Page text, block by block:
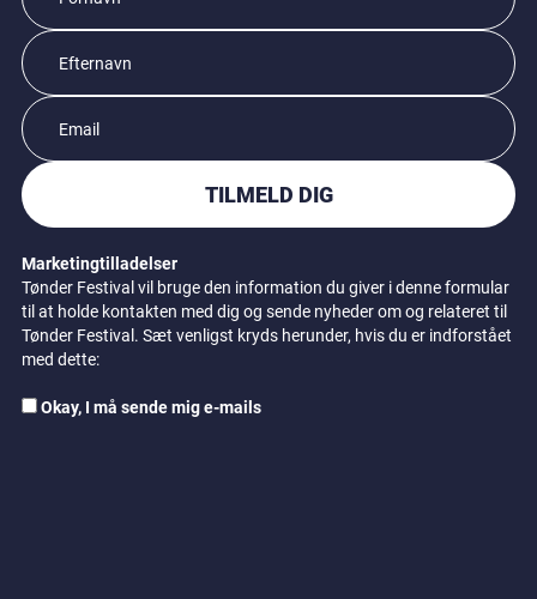
TILMELD DIG
Marketingtilladelser
Tønder Festival vil bruge den information du giver i denne formular
til at holde kontakten med dig og sende nyheder om og relateret til
Tønder Festival. Sæt venligst kryds herunder, hvis du er indforstået
med dette:
Okay, I må sende mig e-mails